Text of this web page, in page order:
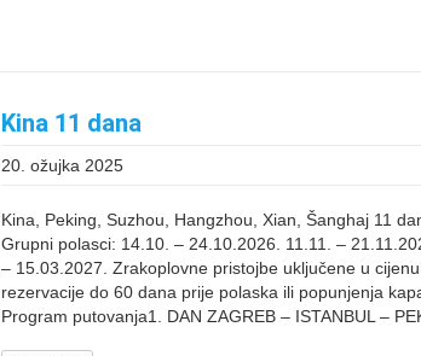
Kina 11 dana
20. ožujka 2025
Kina, Peking, Suzhou, Hangzhou, Xian, Šanghaj 11
Grupni polasci: 14.10. – 24.10.2026. 11.11. –
– 15.03.2027. Zrakoplovne pristojbe uključene u
rezervacije do 60 dana prije polaska ili popunjenja
Program putovanja1. DAN ZAGREB – ISTANBUL –